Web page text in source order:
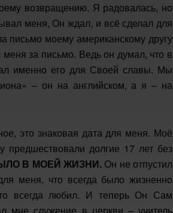
возвращению. Я радовалась, но
меня, Он ждал, и всё сделал для
письмо моему американскому другу
за письмо. Ведь он думал, что в
именно его для Своей славы. Мы
– он на английском, а я – на
это знаковая дата для меня. Моё
долгие 17 лет без
В МОЕЙ ЖИЗНИ. Он не отпустил
меня, что всегда было жизненно
всегда любил. И теперь Он Сам